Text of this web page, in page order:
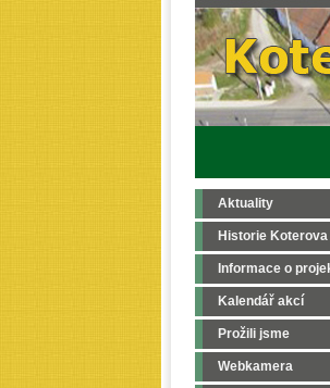
Aktuality
Historie Koterova
Informace o
Kalendář akcí
Prožili jsme
Webkamera